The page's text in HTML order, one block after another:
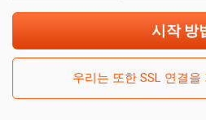
시작 방
우리는 또한 SSL 연결